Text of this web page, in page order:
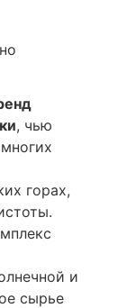
, чью
горах,
и
сырье